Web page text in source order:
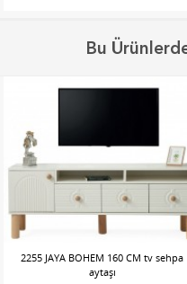
Bu
2255 JAYA BOHEM 160 CM tv sehpa
aytaşı